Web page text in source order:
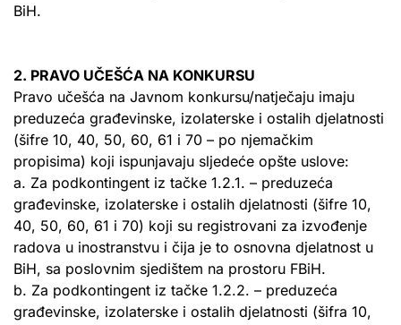
BiH.
2. PRAVO UČEŠĆA NA KONKURSU
Pravo učešća na Javnom konkursu/natječaju imaju
preduzeća građevinske, izolaterske i ostalih djelatnosti
(šifre 10, 40, 50, 60, 61 i 70 – po njemačkim
propisima) koji ispunjavaju sljedeće opšte uslove:
a. Za podkontingent iz tačke 1.2.1. – preduzeća
građevinske, izolaterske i ostalih djelatnosti (šifre 10,
40, 50, 60, 61 i 70) koji su registrovani za izvođenje
radova u inostranstvu i čija je to osnovna djelatnost u
BiH, sa poslovnim sjedištem na prostoru FBiH.
b. Za podkontingent iz tačke 1.2.2. – preduzeća
građevinske, izolaterske i ostalih djelatnosti (šifra 10,